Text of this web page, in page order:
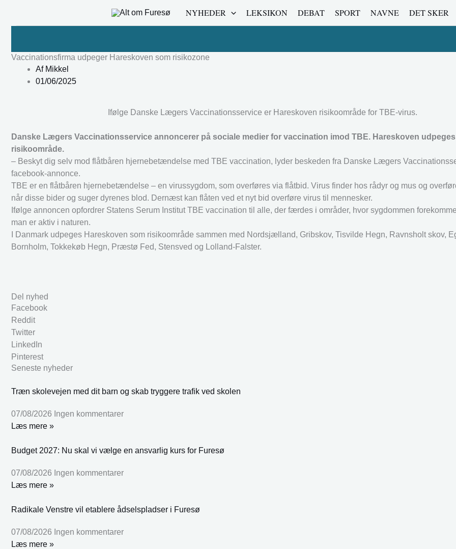
NYHEDER LEKSIKON DEBAT SPORT NAVNE DET SKER
Vaccinationsfirma udpeger Hareskoven som risikozone
AfMikkel
01/06/2025
Ifølge Danske Lægers Vaccinationsservice er Hareskoven risikoområde for TBE-virus.
Danske Lægers Vaccinationsservice annoncerer på sociale medier for vaccination imod TBE. Hareskoven
risikoområde.
– Beskyt dig selv mod flåtbåren hjernebetændelse med TBE vaccination, lyder beskeden fra Danske Lægers
facebook-annonce.
TBE er en flåtbåren hjernebetændelse – en virussygdom, som overføres via flåtbid. Virus finder hos rådyr og mus og
når disse bider og suger dyrenes blod. Dernæst kan flåten ved et nyt bid overføre virus til mennesker.
Ifølge annoncen opfordrer Statens Serum Institut TBE vaccination til alle, der færdes i områder, hvor sygdommen
man er aktiv i naturen.
I Danmark udpeges Hareskoven som risikoområde sammen med Nordsjælland, Gribskov, Tisvilde Hegn, Ravnsholt skov,
Bornholm, Tokkekøb Hegn, Præstø Fed, Stensved og Lolland-Falster.
Del nyhed
Facebook
Reddit
Twitter
LinkedIn
Pinterest
Seneste nyheder
Træn skolevejen med dit barn og skab tryggere trafik ved skolen
07/08/2026 Ingen kommentarer
Læs mere »
Budget 2027: Nu skal vi vælge en ansvarlig kurs for Furesø
07/08/2026 Ingen kommentarer
Læs mere »
Radikale Venstre vil etablere ådselspladser i Furesø
07/08/2026 Ingen kommentarer
Læs mere »